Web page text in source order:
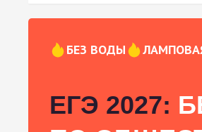
БЕЗ ВОДЫ
ЕГЭ 2027: